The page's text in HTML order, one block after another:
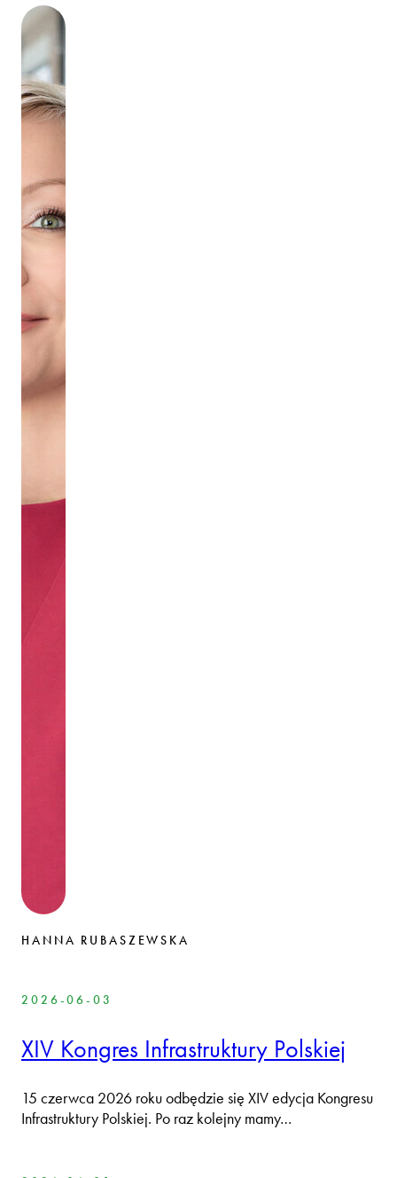
HANNA RUBASZEWSKA
2026-06-03
XIV Kongres Infrastruktury Polskiej
15 czerwca 2026 roku odbędzie się XIV edycja Kongresu
Infrastruktury Polskiej. Po raz kolejny mamy…